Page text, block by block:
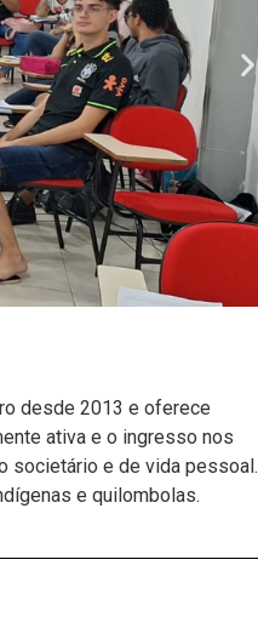
desde 2013 e oferece
ativa e o ingresso nos
societário e de vida pessoal.
e quilombolas.